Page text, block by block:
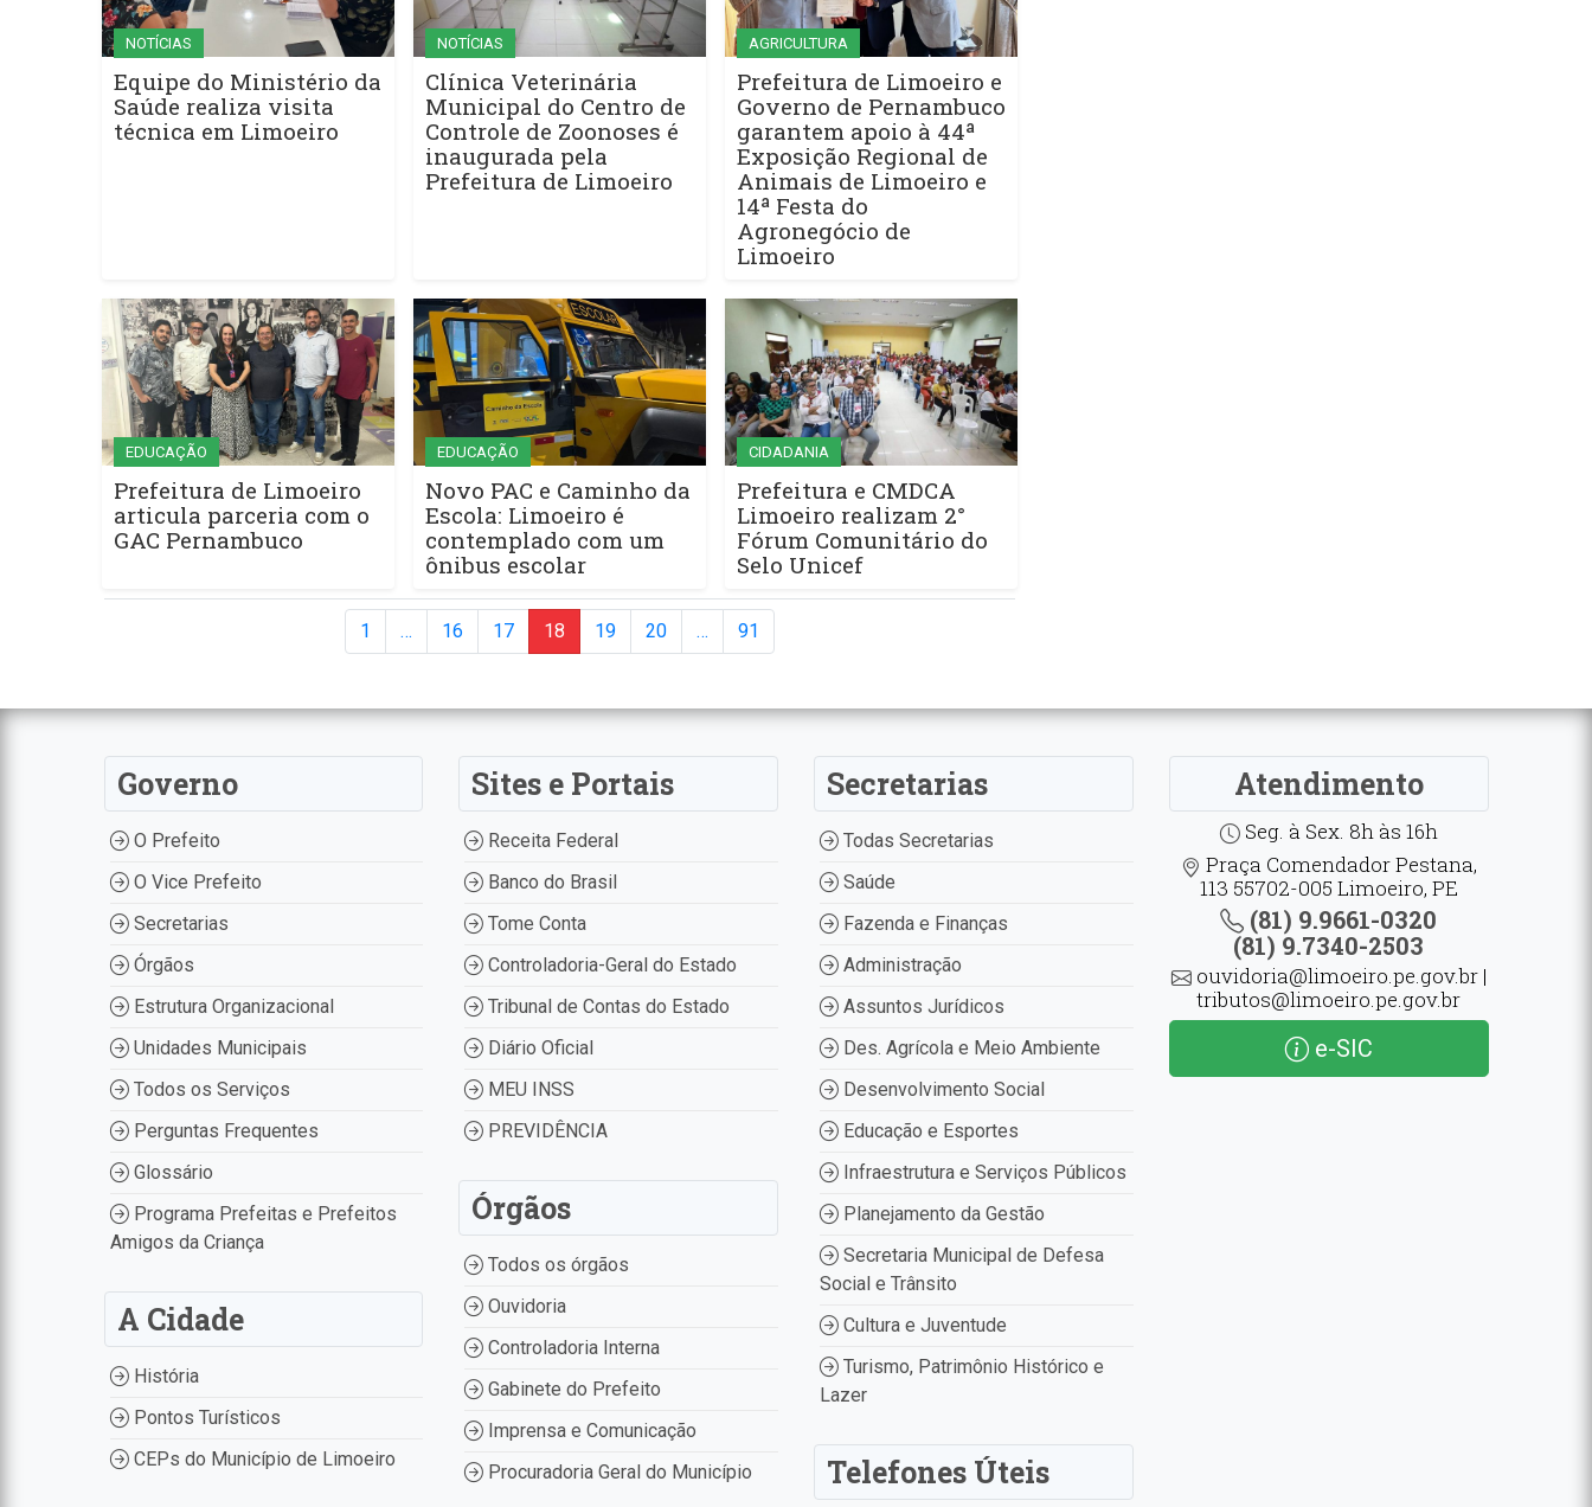
NOTÍCIAS
Equipe do Ministério da
Saúde realiza visita
técnica em Limoeiro
NOTÍCIAS
Clínica Veterinária
Municipal do Centro de
Controle de Zoonoses é
inaugurada pela
Prefeitura de Limoeiro
AGRICULTURA
Prefeitura de Limoeiro e
Governo de Pernambuco
garantem apoio à 44ª
Exposição Regional de
Animais de Limoeiro e
14ª Festa do
Agronegócio de
Limoeiro
EDUCAÇÃO
Prefeitura de Limoeiro
articula parceria com o
GAC Pernambuco
EDUCAÇÃO
Novo PAC e Caminho da
Escola: Limoeiro é
contemplado com um
ônibus escolar
CIDADANIA
Prefeitura e CMDCA
Limoeiro realizam 2°
Fórum Comunitário do
Selo Unicef
1 … 16 17 18 19 20 … 91
Governo
O Prefeito
O Vice Prefeito
Secretarias
Órgãos
Estrutura Organizacional
Unidades Municipais
Todos os Serviços
Perguntas Frequentes
Glossário
Programa Prefeitas e Prefeitos
Amigos da Criança
A Cidade
História
Pontos Turísticos
CEPs do Município de Limoeiro
Sites e Portais
Receita Federal
Banco do Brasil
Tome Conta
Controladoria-Geral do Estado
Tribunal de Contas do Estado
Diário Oficial
MEU INSS
PREVIDÊNCIA
Órgãos
Todos os órgãos
Ouvidoria
Controladoria Interna
Gabinete do Prefeito
Imprensa e Comunicação
Procuradoria Geral do Município
Secretarias
Todas Secretarias
Saúde
Fazenda e Finanças
Administração
Assuntos Jurídicos
Des. Agrícola e Meio Ambiente
Desenvolvimento Social
Educação e Esportes
Infraestrutura e Serviços Públicos
Planejamento da Gestão
Secretaria Municipal de Defesa
Social e Trânsito
Cultura e Juventude
Turismo, Patrimônio Histórico e
Lazer
Telefones Úteis
Atendimento
Seg. à Sex. 8h às 16h
Praça Comendador Pestana,
113 55702-005 Limoeiro, PE
(81) 9.9661-0320
(81) 9.7340-2503
ouvidoria@limoeiro.pe.gov.br |
tributos@limoeiro.pe.gov.br
e-SIC